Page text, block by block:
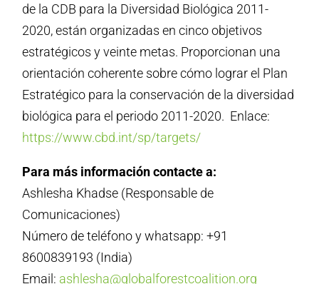
de la CDB para la Diversidad Biológica 2011-
2020, están organizadas en cinco objetivos
estratégicos y veinte metas. Proporcionan una
orientación coherente sobre cómo lograr el Plan
Estratégico para la conservación de la diversidad
biológica para el periodo 2011-2020. Enlace:
https://www.cbd.int/sp/targets/
Para más información contacte a:
Ashlesha Khadse (Responsable de
Comunicaciones)
Número de teléfono y whatsapp: +91
8600839193 (India)
Email: ashlesha@globalforestcoalition.org